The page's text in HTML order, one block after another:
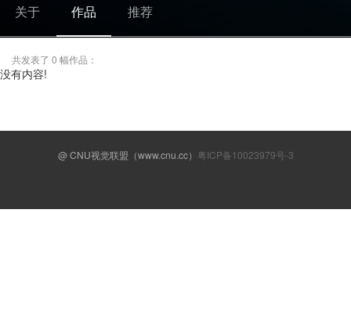
关于 作品 推荐
共发表了 0 幅作品：
没有内容!
@ CNU视觉联盟（www.cnu.cc） 粤ICP备10023979号-3